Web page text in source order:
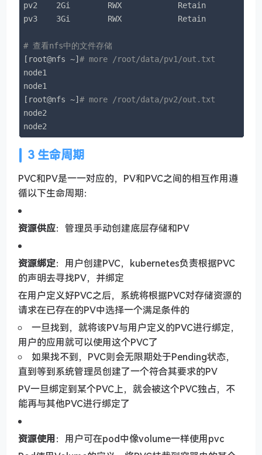
pv2    2Gi        RWX            Retain
pv3    3Gi        RWX            Retain
# 查看nfs中的文件存储
[root@nfs ~]# more /root/data/pv1/out.txt
node1
node1
[root@nfs ~]# more /root/data/pv2/out.txt
node2
node2
3 生命周期
PVC和PV是一一对应的，PV和PVC之间的相互作用遵
循以下生命周期：
资源供应：管理员手动创建底层存储和PV
资源绑定：用户创建PVC，kubernetes负责根据PVC
的声明去寻找PV，并绑定
在用户定义好PVC之后，系统将根据PVC对存储资源的
请求在已存在的PV中选择一个满足条件的
一旦找到，就将该PV与用户定义的PVC进行绑定，
用户的应用就可以使用这个PVC了
如果找不到，PVC则会无限期处于Pending状态，
直到等到系统管理员创建了一个符合其要求的PV
PV一旦绑定到某个PVC上，就会被这个PVC独占，不
能再与其他PVC进行绑定了
资源使用：用户可在pod中像volume一样使用pvc